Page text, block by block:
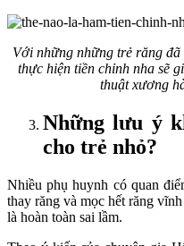
Với những những trẻ răng đã
thực hiện tiền chỉnh nha sẽ
thuật xương
Những lưu ý
cho trẻ nhỏ?
Nhiều phụ huynh có quan
thay răng và mọc hết răng
là hoàn toàn sai lầm.